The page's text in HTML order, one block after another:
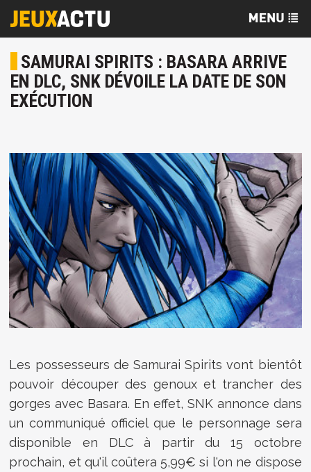
SAMURAI SPIRITS : BASARA ARRIVE
EN DLC, SNK DÉVOILE LA DATE DE SON
EXÉCUTION
Les possesseurs de Samurai Spirits vont bientôt
pouvoir découper des genoux et trancher des
gorges avec Basara. En effet, SNK annonce dans
un communiqué officiel que le personnage sera
disponible en DLC à partir du 15 octobre
prochain, et qu'il coûtera 5,99€ si l'on ne dispose